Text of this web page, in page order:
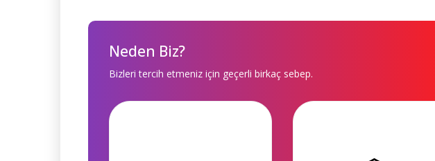
Neden Biz?
Bizleri tercih etmeniz için geçerli birkaç sebep.